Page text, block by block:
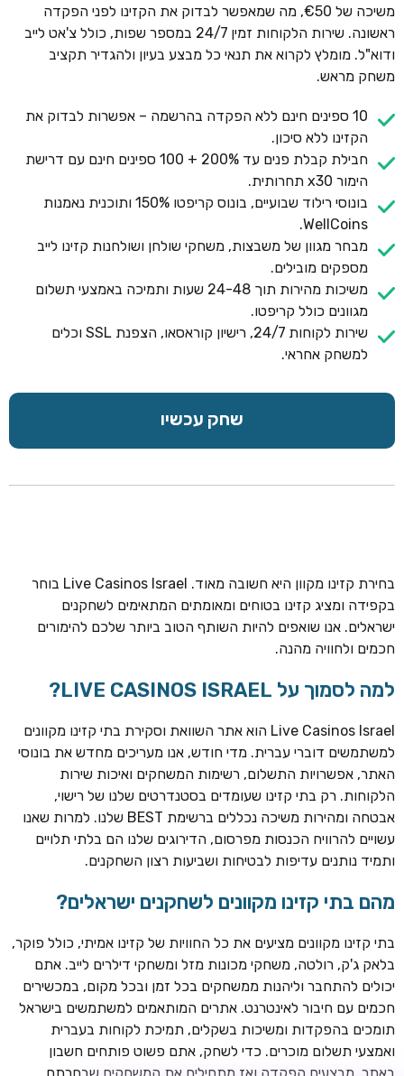
חבילת קבלת פנים: בונוס 100% עד 300€ + 100 ספיני בונוס על
ההפקדה הראשונה
CASOO
בונוס מתגלגל עד 2,000 ₪ + 200 ספינים חינם לשחקנים
חדשים
ROYSPINS
חינם על ההפקדות הראשונות
משיכה של €50, מה שמאפשר לבדוק את הקזינו לפני הפקדה
ראשונה. שירות הלקוחות זמין 24/7 במספר שפות, כולל צ'אט לייב
ודוא"ל. מומלץ לקרוא את תנאי כל מבצע בעיון ולהגדיר תקציב
משחק מראש.
10 ספינים חינם ללא הפקדה בהרשמה – אפשרות לבדוק את
הקזינו ללא סיכון.
חבילת קבלת פנים עד 200% + 100 ספינים חינם עם דרישת
הימור x30 תחרותית.
בונוסי רילוד שבועיים, בונוס קריפטו 150% ותוכנית נאמנות
WellCoins.
מבחר מגוון של משבצות, משחקי שולחן ושולחנות קזינו לייב
מספקים מובילים.
משיכות מהירות תוך 24-48 שעות ותמיכה באמצעי תשלום
מגוונים כולל קריפטו.
שירות לקוחות 24/7, רישיון קוראסאו, הצפנת SSL וכלים
למשחק אחראי.
שחק עכשיו
בחירת קזינו מקוון היא חשובה מאוד. Live Casinos Israel בוחר
בקפידה ומציג קזינו בטוחים ומאומתים המתאימים לשחקנים
ישראלים. אנו שואפים להיות השותף הטוב ביותר שלכם להימורים
חכמים ולחוויה מהנה.
למה לסמוך על LIVE CASINOS ISRAEL?
Live Casinos Israel הוא אתר השוואת וסקירת בתי קזינו מקוונים
למשתמשים דוברי עברית. מדי חודש, אנו מעריכים מחדש את בונוסי
האתר, אפשרויות התשלום, רשימות המשחקים ואיכות שירות
הלקוחות. רק בתי קזינו שעומדים בסטנדרטים שלנו של רישוי,
אבטחה ומהירות משיכה נכללים ברשימת BEST שלנו. למרות שאנו
עשויים להרוויח הכנסות מפרסום, הדירוגים שלנו הם בלתי תלויים
ותמיד נותנים עדיפות לבטיחות ושביעות רצון השחקנים.
מהם בתי קזינו מקוונים לשחקנים ישראלים?
בתי קזינו מקוונים מציעים את כל החוויות של קזינו אמיתי, כולל פוקר,
בלאק ג'ק, רולטה, משחקי מכונות מזל ומשחקי דילרים לייב. אתם
יכולים להתחבר וליהנות ממשחקים בכל זמן ובכל מקום, במכשירים
חכמים עם חיבור לאינטרנט. אתרים המותאמים למשתמשים בישראל
תומכים בהפקדות ומשיכות בשקלים, תמיכת לקוחות בעברית
ואמצעי תשלום מוכרים. כדי לשחק, אתם פשוט פותחים חשבון